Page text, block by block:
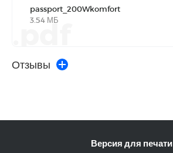
passport_200Wkomfort
3.54 МБ
.pdf
Отзывы
Версия для печати